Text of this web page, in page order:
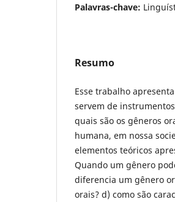
Palavras-chave:
Resumo
Esse trabalho
servem de
quais são os gêneros
humana, em nossa
elementos teóricos
Quando um gênero
diferencia um gênero
orais? d) como são